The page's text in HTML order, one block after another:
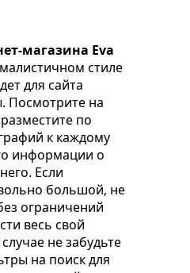
магазина Eva
стиле
для сайта
Посмотрите на
по
к каждому
информации о
Если
большой, не
ограничений
весь свой
не забудьте
на поиск для